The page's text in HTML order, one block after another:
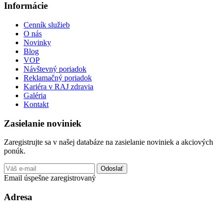
Informácie
Cenník služieb
O nás
Novinky
Blog
VOP
Návštevný poriadok
Reklamačný poriadok
Kariéra v RAJ zdravia
Galéria
Kontakt
Zasielanie noviniek
Zaregistrujte sa v našej databáze na zasielanie noviniek a akciových
ponúk.
Odoslať
Email úspešne zaregistrovaný
Adresa